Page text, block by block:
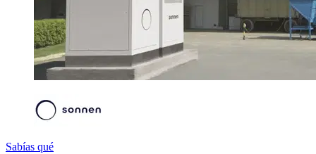
Sabías qué